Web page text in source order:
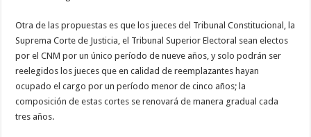
Otra de las propuestas es que los jueces del Tribunal Constitucional, la
Suprema Corte de Justicia, el Tribunal Superior Electoral sean electos
por el CNM por un único período de nueve años, y solo podrán ser
reelegidos los jueces que en calidad de reemplazantes hayan
ocupado el cargo por un período menor de cinco años; la
composición de estas cortes se renovará de manera gradual cada
tres años.